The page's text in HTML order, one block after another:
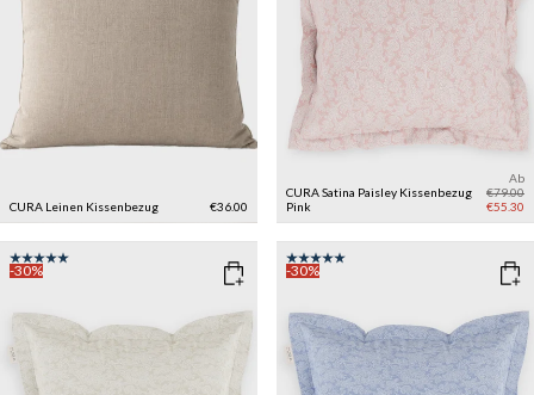
CURA Leinen Kissenbezug €36.00
CURA Satina Paisley Kissenbezug
Pink
Ab
€79.00
€55.30
-30% -30%